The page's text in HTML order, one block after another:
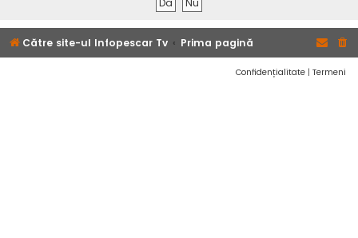
Către site-ul Infopescar Tv Prima pagină
Confidențialitate | Termeni